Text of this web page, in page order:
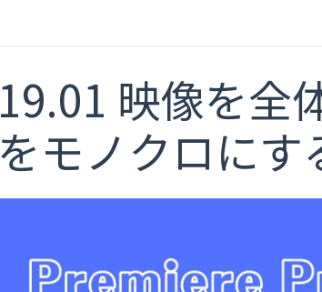
19.01 映像を全
をモノクロにす